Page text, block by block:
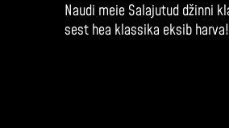
Naudi meie Salajutud džinni
sest hea klassika eksib harva!